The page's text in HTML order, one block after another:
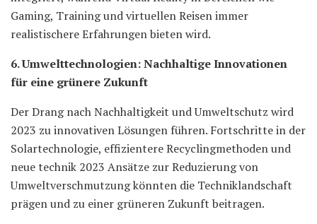
Gaming, Training und virtuellen Reisen immer
realistischere Erfahrungen bieten wird.
6. Umwelttechnologien: Nachhaltige Innovationen
für eine grünere Zukunft
Der Drang nach Nachhaltigkeit und Umweltschutz wird
2023 zu innovativen Lösungen führen. Fortschritte in der
Solartechnologie, effizientere Recyclingmethoden und
neue technik 2023 Ansätze zur Reduzierung von
Umweltverschmutzung könnten die Techniklandschaft
prägen und zu einer grüneren Zukunft beitragen.